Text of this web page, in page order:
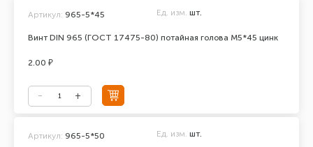
Винт DIN 965 (ГОСТ 17475-80) потайная голова М5*45 цинк
Артикул: 965-5*45 Ед. изм. шт.
2.00 ₽
Артикул: 965-5*50 Ед. изм. шт.